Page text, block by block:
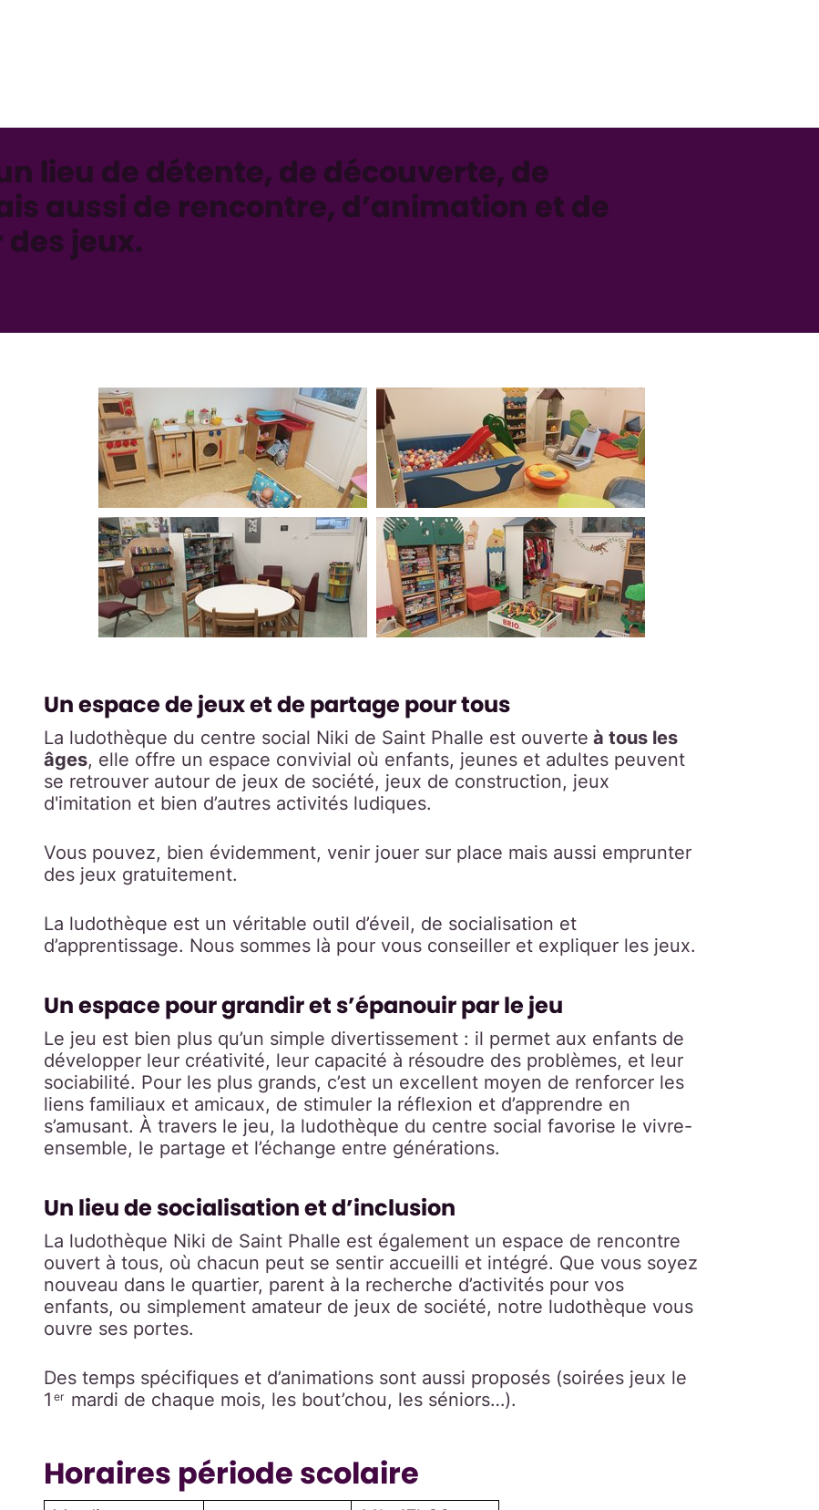
lieu de détente, de découverte, de
aussi de rencontre, d’animation et de
jeux.
Un espace de jeux et de partage pour tous
La ludothèque du centre social Niki de Saint Phalle est ouverte à tous les
âges, elle offre un espace convivial où enfants, jeunes et adultes peuvent
se retrouver autour de jeux de société, jeux de construction, jeux
d'imitation et bien d’autres activités ludiques.
Vous pouvez, bien évidemment, venir jouer sur place mais aussi emprunter
des jeux gratuitement.
La ludothèque est un véritable outil d’éveil, de socialisation et
d’apprentissage. Nous sommes là pour vous conseiller et expliquer les jeux.
Un espace pour grandir et s’épanouir par le jeu
Le jeu est bien plus qu’un simple divertissement : il permet aux enfants de
développer leur créativité, leur capacité à résoudre des problèmes, et leur
sociabilité. Pour les plus grands, c’est un excellent moyen de renforcer les
liens familiaux et amicaux, de stimuler la réflexion et d’apprendre en
s’amusant. À travers le jeu, la ludothèque du centre social favorise le vivre-
ensemble, le partage et l’échange entre générations.
Un lieu de socialisation et d’inclusion
La ludothèque Niki de Saint Phalle est également un espace de rencontre
ouvert à tous, où chacun peut se sentir accueilli et intégré. Que vous soyez
nouveau dans le quartier, parent à la recherche d’activités pour vos
enfants, ou simplement amateur de jeux de société, notre ludothèque vous
ouvre ses portes.
Des temps spécifiques et d’animations sont aussi proposés (soirées jeux le
1 er mardi de chaque mois, les bout’chou, les séniors…).
Horaires période scolaire